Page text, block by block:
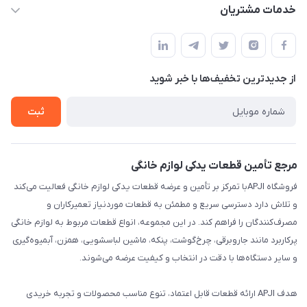
حساب کاربری
لیست محصولات
درباره ما
خدمات مشتریان
قوانین و مقررات
حریم خصوصی
راهنما
از جدید‌ترین تخفیف‌ها با‌ خبر شوید
ثبت
مرجع تأمین قطعات یدکی لوازم خانگی
فروشگاه APJIبا تمرکز بر تأمین و عرضه قطعات یدکی لوازم خانگی فعالیت می‌کند
و تلاش دارد دسترسی سریع و مطمئن به قطعات موردنیاز تعمیرکاران و
مصرف‌کنندگان را فراهم کند. در این مجموعه، انواع قطعات مربوط به لوازم خانگی
پرکاربرد مانند جاروبرقی، چرخ‌گوشت، پنکه، ماشین لباسشویی، همزن، آبمیوه‌گیری
و سایر دستگاه‌ها با دقت در انتخاب و کیفیت عرضه می‌شوند.
هدف APJI ارائه قطعات قابل اعتماد، تنوع مناسب محصولات و تجربه خریدی